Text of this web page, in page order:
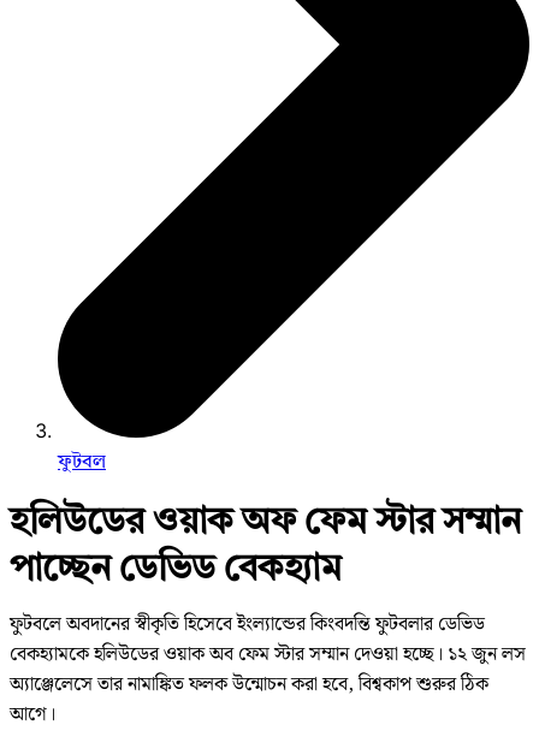
ফুটবল
হলিউডের ওয়াক অফ ফেম স্টার সম্মান
পাচ্ছেন ডেভিড বেকহ্যাম
ফুটবলে অবদানের স্বীকৃতি হিসেবে ইংল্যান্ডের কিংবদন্তি ফুটবলার ডেভিড
বেকহ্যামকে হলিউডের ওয়াক অব ফেম স্টার সম্মান দেওয়া হচ্ছে। ১২ জুন লস
অ্যাঞ্জেলেসে তার নামাঙ্কিত ফলক উন্মোচন করা হবে, বিশ্বকাপ শুরুর ঠিক
আগে।